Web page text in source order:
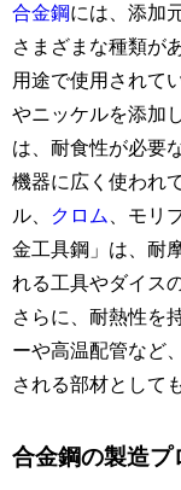
合金鋼には、添加
さまざまな種類が
用途で使用されて
やニッケルを添加
は、耐食性が必要
機器に広く使われ
ル、
クロム
、モリ
金工具鋼」は、耐
れる工具やダイス
さらに、耐熱性を
ーや高温配管など
される部材として
合金鋼の製造プ